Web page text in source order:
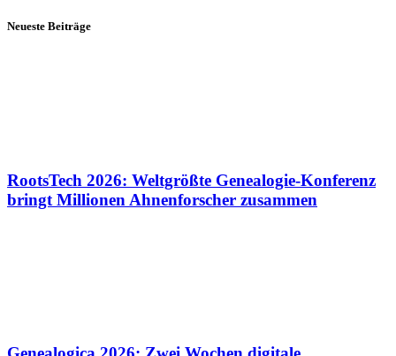
Neueste Beiträge
RootsTech 2026: Weltgrößte Genealogie-Konferenz
bringt Millionen Ahnenforscher zusammen